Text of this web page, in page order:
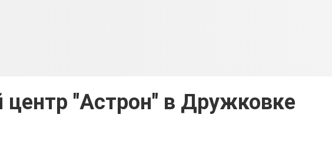
центр "Астрон" в Дружковке